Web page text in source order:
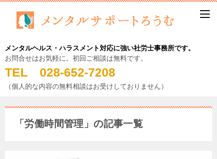
メンタルヘルス・ハラスメント対応に強い社労士事務所です。
お問合せはお気軽に。初回ご相談は無料です。
TEL 028-652-7208
（個人的な内容の無料相談はお受けしておりません）
「労働時間管理」の記事一覧